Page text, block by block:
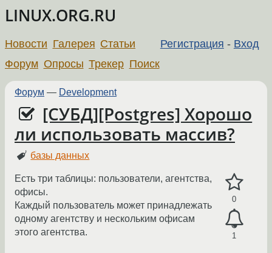
LINUX.ORG.RU
Регистрация - Вход
Новости Галерея Статьи
Форум Опросы Трекер Поиск
Форум — Development
[СУБД][Postgres] Хорошо
ли использовать массив?
базы данных
0
1
Есть три таблицы: пользователи, агентства,
офисы.
Каждый пользователь может принадлежать
одному агентству и нескольким офисам
этого агентства.